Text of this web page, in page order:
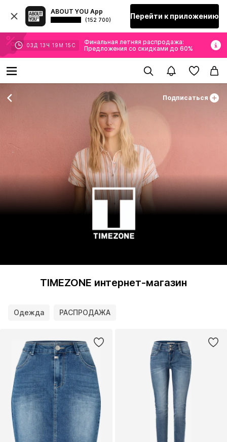
ABOUT YOU App
(152 700) Перейти к приложению
03 Д 13 Ч 19 М 15 С
Финальная летняя распродажа:
Предложения со скидками до 60%
Подписаться
TIMEZONE интернет-магазин
Одежда РАСПРОДАЖА